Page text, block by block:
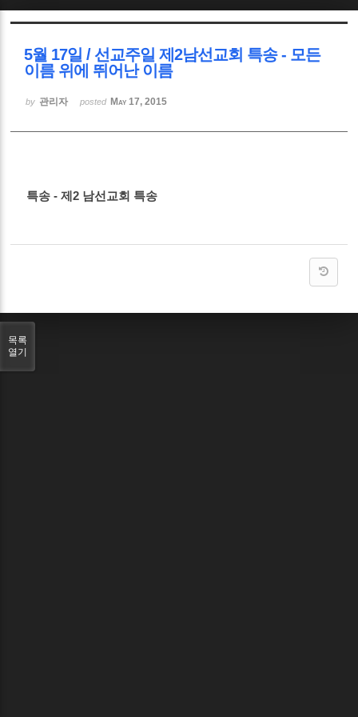
5월 17일 / 선교주일 제2남선교회 특송 - 모든
이름 위에 뛰어난 이름
by 관리자 posted May 17, 2015
특송 - 제2 남선교회 특송
목록
열기
Sketchbook5, 스케치북5
Sketchbook5, 스케치북5